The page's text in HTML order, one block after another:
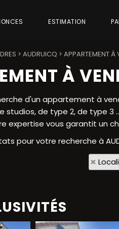
ESTIMATION
> AUDRUICQ > APPARTEMENT À
À
d'un appartement à
de type 2, de type 3
expertise vous garantit un
pour votre recherche à